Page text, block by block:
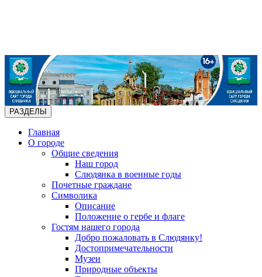
РАЗДЕЛЫ
Главная
О городе
Общие сведения
Наш город
Слюдянка в военные годы
Почетные граждане
Символика
Описание
Положение о гербе и флаге
Гостям нашего города
Добро пожаловать в Слюдянку!
Достопримечательности
Музеи
Природные объекты